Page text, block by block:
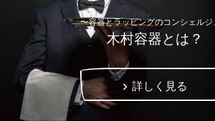
〜容器とラッピングのコンシェルジ
木村容器とは？
詳しく見る